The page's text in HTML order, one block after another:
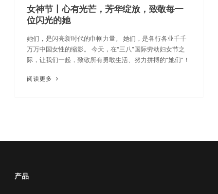
女神节丨心有光芒，芳华绽放，致敬每一
位闪光的她
她们，是闪亮新时代的巾帼力量。 她们，是各行各业千千
万万中国女性的缩影。 今天，在“三八”国际劳动妇女节之
际，让我们一起，致敬所有勇敢生活、努力拼搏的“她们”！
阅读更多
产品